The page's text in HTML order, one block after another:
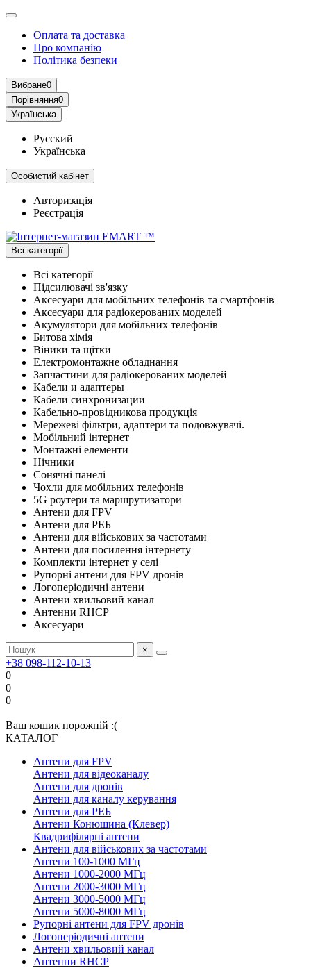
Оплата та доставка
Про компанію
Політика безпеки
Вибране0
Порівняння0
Українська
Русский
Українська
Особистий кабінет
Авторизація
Реєстрація
Всі категорії
Всі категорії
Підсилювачі зв'язку
Аксесуари для мобільних телефонів та смартфонів
Аксесуари для радіокерованих моделей
Акумулятори для мобільних телефонів
Битова хімія
Віники та щітки
Електромонтажне обладнання
Запчастини для радіокерованих моделей
Кабели и адаптеры
Кабели синхронизации
Кабельно-провідникова продукція
Мережеві фільтри, адаптери та подовжувачі.
Мобільний інтернет
Монтажні елементи
Нічники
Сонячні панелі
Чохли для мобільних телефонів
5G роутери та маршрутизатори
Антени для FPV
Антени для РЕБ
Антени для військових за частотами
Антени для посилення інтернету
Комплекти інтернет у селі
Рупорні антени для FPV дронів
Логоперіодичні антени
Антени хвильовий канал
Антенни RHCP
Аксесуари
×
+38 098-112-10-13
0
0
0
Ваш кошик порожній :(
КАТАЛОГ
Антени для FPV
Антени для відеоканалу
Антени для дронів
Антени для каналу керування
Антени для РЕБ
Антени Конюшина (Клевер)
Квадрифілярні антени
Антени для військових за частотами
Антени 100-1000 МГц
Антени 1000-2000 МГц
Антени 2000-3000 МГц
Антени 3000-5000 МГц
Антени 5000-8000 МГц
Рупорні антени для FPV дронів
Логоперіодичні антени
Антени хвильовий канал
Антенни RHCP